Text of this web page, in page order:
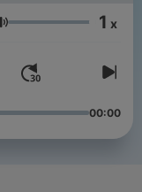
音量 1 x
00:00